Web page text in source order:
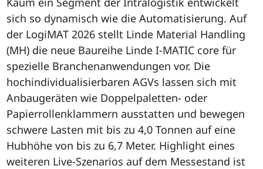
sich so dynamisch wie die Automatisierung. Auf
der LogiMAT 2026 stellt Linde Material Handling
(MH) die neue Baureihe Linde I-MATIC core für
spezielle Branchenanwendungen vor. Die
hochindividualisierbaren AGVs lassen sich mit
Anbaugeräten wie Doppelpaletten- oder
Papierrollenklammern ausstatten und bewegen
schwere Lasten mit bis zu 4,0 Tonnen auf eine
Hubhöhe von bis zu 6,7 Meter. Highlight eines
weiteren Live-Szenarios auf dem Messestand ist